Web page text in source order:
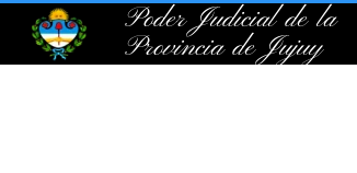
Poder Judicial de la
Provincia de Jujuy